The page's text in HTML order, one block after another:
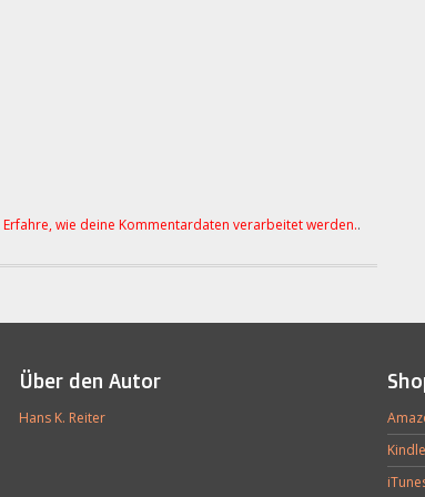
Erfahre, wie deine Kommentardaten verarbeitet werden..
Über den Autor
Hans K. Reiter
Kindle